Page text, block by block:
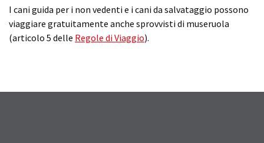
I cani guida per i non vedenti e i cani da salvataggio possono
viaggiare gratuitamente anche sprovvisti di museruola
(articolo 5 delle Regole di Viaggio).